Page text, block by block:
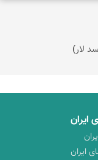
لار)
ایران
ایران